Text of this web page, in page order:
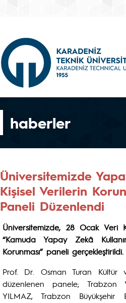
haberler
Üniversitemizde
Kişisel Verilerin
Paneli Düzenlendi
Üniversitemizde, 28 Ocak Veri
“Kamuda Yapay Zekâ
Korunması” paneli gerçekleştirildi.
Prof. Dr. Osman Turan Kültür
düzenlenen panele; Trabzon
YILMAZ, Trabzon Büyükşehir